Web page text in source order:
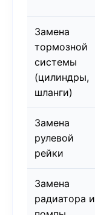
Замена
тормозной
системы
(цилиндры,
шланги)
Замена
рулевой
рейки
Замена
радиатора и